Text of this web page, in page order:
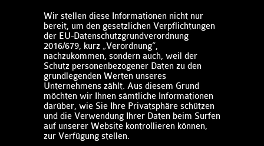
Wir stellen diese Informationen nicht nur
bereit, um den gesetzlichen Verpflichtungen
der EU-Datenschutzgrundverordnung
2016/679, kurz „Verordnung“,
nachzukommen, sondern auch, weil der
Schutz personenbezogener Daten zu den
grundlegenden Werten unseres
Unternehmens zählt. Aus diesem Grund
möchten wir Ihnen sämtliche Informationen
darüber, wie Sie Ihre Privatsphäre schützen
und die Verwendung Ihrer Daten beim Surfen
auf unserer Website kontrollieren können,
zur Verfügung stellen.